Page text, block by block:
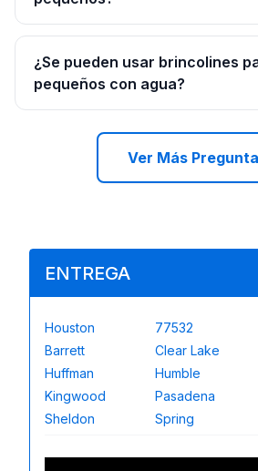
¿Se pueden usar brincolines
pequeños con agua?
Ver Más
ENTREGA
Houston 77532
Barrett
Clear Lake
Huffman
Humble
Kingwood
Pasadena
Sheldon
Spring